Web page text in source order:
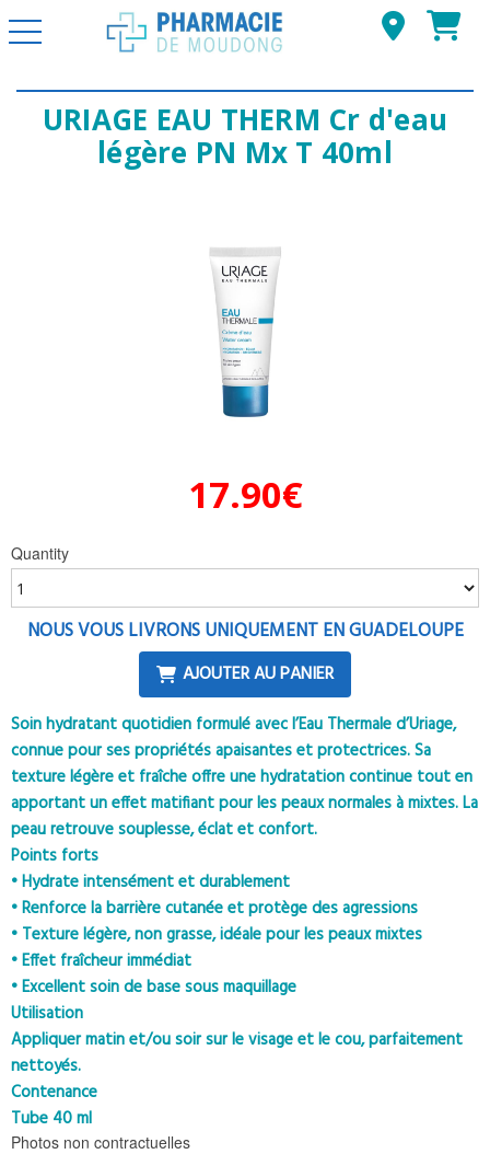
Basculer la navigation
URIAGE EAU THERM Cr d'eau
légère PN Mx T 40ml
17.90€
Quantity
NOUS VOUS LIVRONS UNIQUEMENT EN GUADELOUPE
AJOUTER AU PANIER
Soin hydratant quotidien formulé avec l’Eau Thermale d’Uriage,
connue pour ses propriétés apaisantes et protectrices. Sa
texture légère et fraîche offre une hydratation continue tout en
apportant un effet matifiant pour les peaux normales à mixtes. La
peau retrouve souplesse, éclat et confort.
Points forts
• Hydrate intensément et durablement
• Renforce la barrière cutanée et protège des agressions
• Texture légère, non grasse, idéale pour les peaux mixtes
• Effet fraîcheur immédiat
• Excellent soin de base sous maquillage
Utilisation
Appliquer matin et/ou soir sur le visage et le cou, parfaitement
nettoyés.
Contenance
Tube 40 ml
Photos non contractuelles